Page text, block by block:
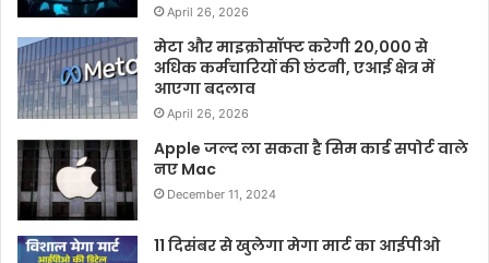
April 26, 2026
मेटा और माइक्रोसॉफ्ट करेगी 20,000 से
अधिक कर्मचारियों की छंटनी, एआई क्षेत्र में
आएगा बदलाव
April 26, 2026
Apple जल्द ला सकता है सिम कार्ड सपोर्ट वाले
नए Mac
December 11, 2024
11 दिसंबर से खुलेगा मेगा मार्ट का आईपीओ